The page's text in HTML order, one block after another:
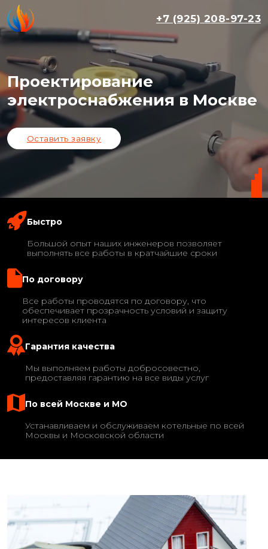
+7 (925) 208-97-23
Проектирование
электроснабжения в Москве
Оставить заявку
Быстро
Большой опыт наших инженеров позволяет
выполнять все работы в кратчайшие сроки
По договору
Все работы проводятся по договору, что
обеспечивает прозрачность условий и защиту
интересов клиента
Гарантия качества
Мы выполняем работы добросовестно,
предоставляя гарантию на все виды услуг
По всей Москве и МО
Устанавливаем и обслуживаем котельные по всей
Москвы и Московской области